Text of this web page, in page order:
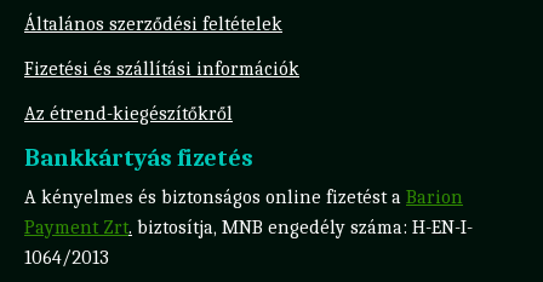
Általános szerződési feltételek
Fizetési és szállítási információk
Az étrend-kiegészítőkről
Bankkártyás fizetés
A kényelmes és biztonságos online fizetést a Barion
Payment Zrt. biztosítja, MNB engedély száma: H-EN-I-
1064/2013